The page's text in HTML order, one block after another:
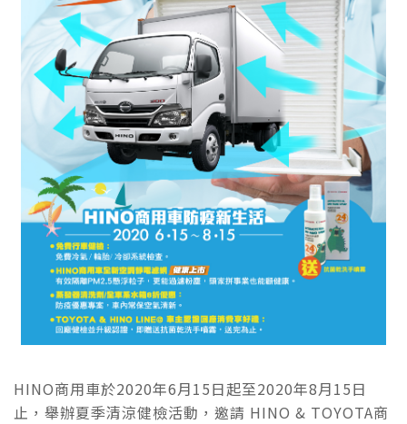
HINO商用車於2020年6月15日起至2020年8月15日
止，舉辦夏季清涼健檢活動，邀請 HINO & TOYOTA商